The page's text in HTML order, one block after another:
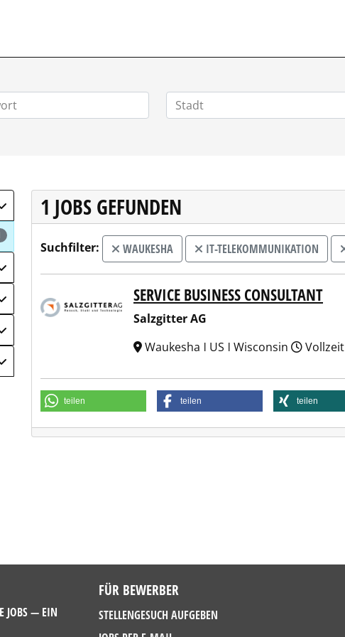
1 JOBS GEFUNDEN
Suchfilter: WAUKESHA IT-TELEKOMMUNIKATION
SERVICE BUSINESS CONSULTANT
Salzgitter AG
Waukesha ǀ US ǀ Wisconsin
Vollzeit
teilen teilen teilen
JOBS — EIN
FÜR BEWERBER
STELLENGESUCH AUFGEBEN